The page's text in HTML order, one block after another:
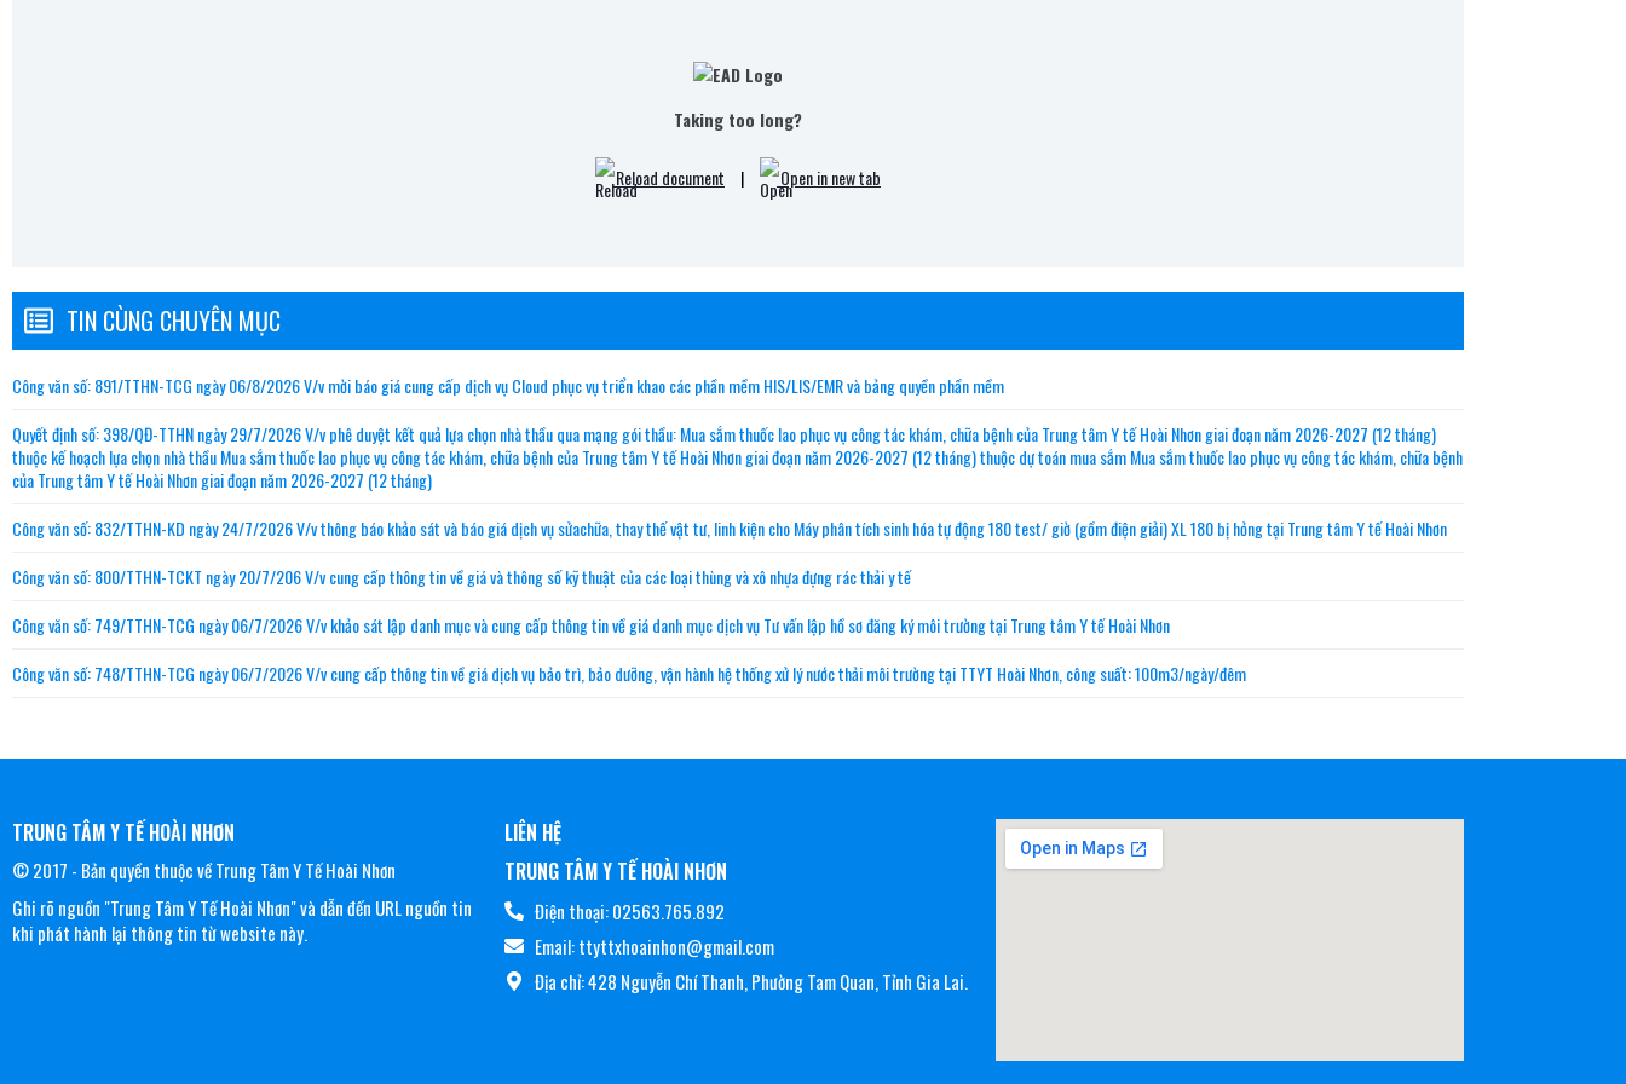
Taking too long?
Reload document | Open in new tab
TIN CÙNG CHUYÊN MỤC
Công văn số: 891/TTHN-TCG ngày 06/8/2026 V/v mời báo giá cung cấp dịch vụ Cloud phục vụ triển khao các phần mềm HIS/LIS/EMR và bảng quyền phần mềm
Quyết định số: 398/QĐ-TTHN ngày 29/7/2026 V/v phê duyệt kết quả lựa chọn nhà thầu qua mạng gói thầu: Mua sắm thuốc lao phục vụ công tác khám, chữa bệnh của Trung tâm Y tế Hoài Nhơn giai đoạn năm 2026-2027 (12 tháng)
thuộc kế hoạch lựa chọn nhà thầu Mua sắm thuốc lao phục vụ công tác khám, chữa bệnh của Trung tâm Y tế Hoài Nhơn giai đoạn năm 2026-2027 (12 tháng) thuộc dự toán mua sắm Mua sắm thuốc lao phục vụ công tác khám, chữa bệnh
của Trung tâm Y tế Hoài Nhơn giai đoạn năm 2026-2027 (12 tháng)
Công văn số: 832/TTHN-KD ngày 24/7/2026 V/v thông báo khảo sát và báo giá dịch vụ sửachữa, thay thế vật tư, linh kiện cho Máy phân tích sinh hóa tự động 180 test/ giờ (gồm điện giải) XL 180 bị hỏng tại Trung tâm Y tế Hoài Nhơn
Công văn số: 800/TTHN-TCKT ngày 20/7/206 V/v cung cấp thông tin về giá và thông số kỹ thuật của các loại thùng và xô nhựa đựng rác thải y tế
Công văn số: 749/TTHN-TCG ngày 06/7/2026 V/v khảo sát lập danh mục và cung cấp thông tin về giá danh mục dịch vụ Tư vấn lập hồ sơ đăng ký môi trường tại Trung tâm Y tế Hoài Nhơn
Công văn số: 748/TTHN-TCG ngày 06/7/2026 V/v cung cấp thông tin về giá dịch vụ bảo trì, bảo dưỡng, vận hành hệ thống xử lý nước thải môi trường tại TTYT Hoài Nhơn, công suất: 100m3/ngày/đêm
TRUNG TÂM Y TẾ HOÀI NHƠN
© 2017 - Bản quyền thuộc về Trung Tâm Y Tế Hoài Nhơn
Ghi rõ nguồn "Trung Tâm Y Tế Hoài Nhơn" và dẫn đến URL nguồn tin
khi phát hành lại thông tin từ website này.
LIÊN HỆ
TRUNG TÂM Y TẾ HOÀI NHƠN
Điện thoại: 02563.765.892
Email: ttyttxhoainhon@gmail.com
Địa chỉ: 428 Nguyễn Chí Thanh, Phường Tam Quan, Tỉnh Gia Lai.